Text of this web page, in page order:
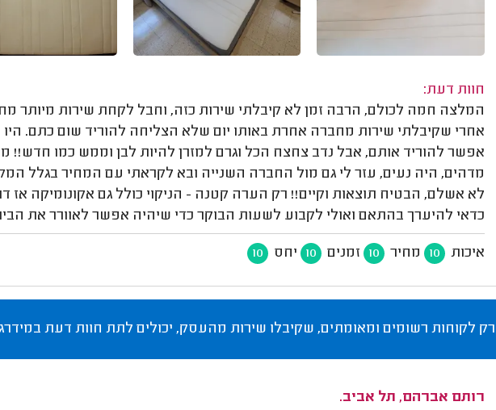
חוות דעת:
המלצה חמה לכולם, הרבה זמן לא קיבלתי שירות כזה, וחבל לקחת שירות מיותר
אחרי שקיבלתי שירות מחברה אחרת באותו יום שלא הצליחה להוריד שום כתם.
אפשר להוריד אותם, אבל נדב צחצח הכל וגרם למזרן להיות לבן וממש כמו חדש!!
מדהים, היה נעים, עזר לי גם מול החברה השנייה ובא לקראתי עם המחיר בגלל
לא אשלם, הבטיח תוצאות וקיים!! רק הערה קטנה - הניקוי כולל גם אקונומיקה אז
כדאי להיערך בהתאם ואולי לקבוע לשעות הבוקר כדי שיהיה אפשר לאוורר את
איכות 10 מחיר 10 זמנים 10 יחס 10
רק לקוחות רשומים ומאומתים, שקיבלו שירות מהעסק, יכולים לתת חוות דעת
רותם אברהם, תל אביב.